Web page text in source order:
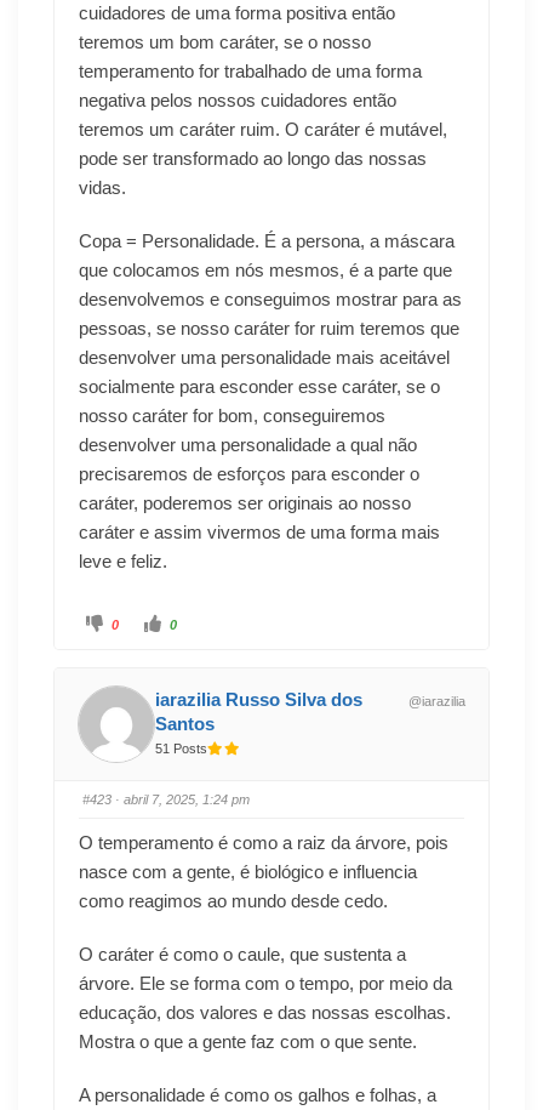
cuidadores de uma forma positiva então
teremos um bom caráter, se o nosso
temperamento for trabalhado de uma forma
negativa pelos nossos cuidadores então
teremos um caráter ruim. O caráter é mutável,
pode ser transformado ao longo das nossas
vidas.
Copa = Personalidade. É a persona, a máscara
que colocamos em nós mesmos, é a parte que
desenvolvemos e conseguimos mostrar para as
pessoas, se nosso caráter for ruim teremos que
desenvolver uma personalidade mais aceitável
socialmente para esconder esse caráter, se o
nosso caráter for bom, conseguiremos
desenvolver uma personalidade a qual não
precisaremos de esforços para esconder o
caráter, poderemos ser originais ao nosso
caráter e assim vivermos de uma forma mais
leve e feliz.
0 0
iarazilia Russo Silva dos
Santos
@iarazilia
51 Posts
#423 · abril 7, 2025, 1:24 pm
O temperamento é como a raiz da árvore, pois
nasce com a gente, é biológico e influencia
como reagimos ao mundo desde cedo.
O caráter é como o caule, que sustenta a
árvore. Ele se forma com o tempo, por meio da
educação, dos valores e das nossas escolhas.
Mostra o que a gente faz com o que sente.
A personalidade é como os galhos e folhas, a